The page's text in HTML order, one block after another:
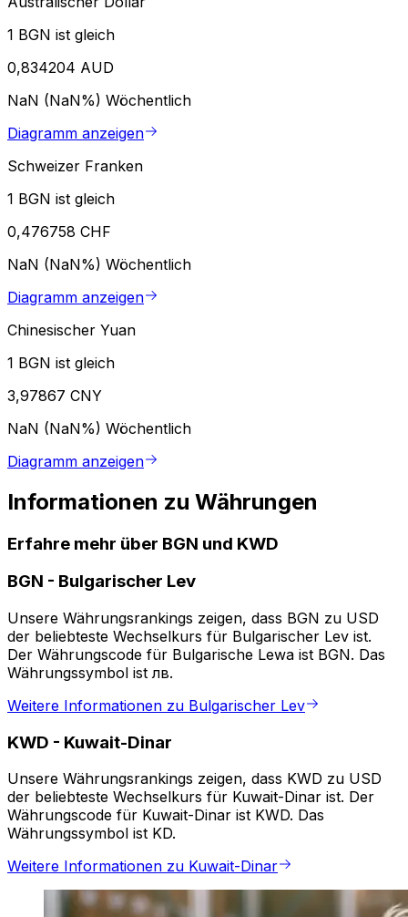
1 BGN ist gleich
0,834204 AUD
NaN (NaN%) Wöchentlich
Diagramm anzeigen
Schweizer Franken
1 BGN ist gleich
0,476758 CHF
NaN (NaN%) Wöchentlich
Diagramm anzeigen
Chinesischer Yuan
1 BGN ist gleich
3,97867 CNY
NaN (NaN%) Wöchentlich
Diagramm anzeigen
Informationen zu Währungen
Erfahre mehr über BGN und KWD
BGN - Bulgarischer Lev
Unsere Währungsrankings zeigen, dass BGN zu USD
der beliebteste Wechselkurs für Bulgarischer Lev ist.
Der Währungscode für Bulgarische Lewa ist BGN. Das
Währungssymbol ist лв.
Weitere Informationen zu Bulgarischer Lev
KWD - Kuwait-Dinar
Unsere Währungsrankings zeigen, dass KWD zu USD
der beliebteste Wechselkurs für Kuwait-Dinar ist. Der
Währungscode für Kuwait-Dinar ist KWD. Das
Währungssymbol ist KD.
Weitere Informationen zu Kuwait-Dinar